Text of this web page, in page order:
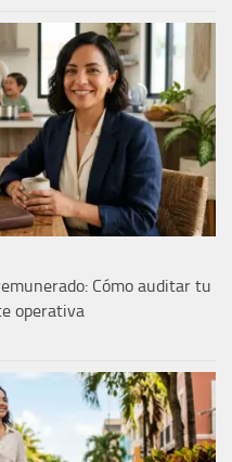
Cómo auditar tu
operativa